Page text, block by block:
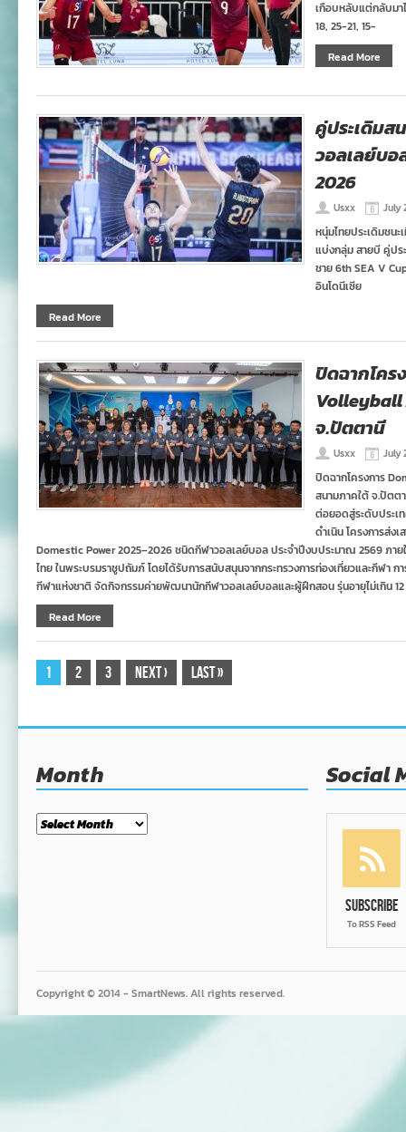
เกือบหลับแต่กลับมา
18, 25-21, 15-
Read More
คู่ประเดิมส
วอลเลย์บอ
2026
Usxx July
หนุ่มไทยประเดิมชน
แบ่งกลุ่ม สายบี คู่ปร
ชาย 6th SEA V
อินโดนีเซีย
Read More
ปิดฉากโคร
Volleyball
จ.ปัตตานี
Usxx July
ปิดฉากโครงการ
สนามภาคใต้ จ.ปัต
ต่อยอดสู่ระดับประเ
ดำเนิน โครงการส่ง
Domestic Power 2025–2026 ชนิดกีฬาวอลเลย์บอล ประจำปีงบประมาณ 2569 ภา
ไทย ในพระบรมราชูปถัมภ์ โดยได้รับการสนับสนุนจากกระทรวงการท่องเที่ยวและกีฬา
กีฬาแห่งชาติ จัดกิจกรรมค่ายพัฒนานักกีฬาวอลเลย์บอลและผู้ฝึกสอน รุ่นอายุไม่เกิน 12
Read More
1 2 3 Next› Last»
Month
Month
Social
Subscribe
To RSS Feed
Copyright © 2014 - SmartNews. All rights reserved.